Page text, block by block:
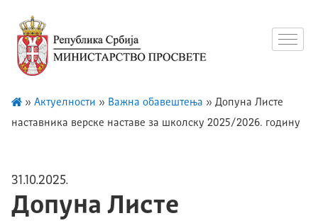
» Актуелности » Важна обавештења » Допуна Листе
наставника верске наставе за школску 2025/2026. годину
31.10.2025.
Допуна Листе